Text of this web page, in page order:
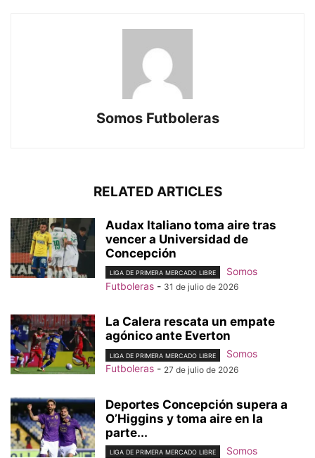
Somos Futboleras
RELATED ARTICLES
Audax Italiano toma aire tras
vencer a Universidad de
Concepción
LIGA DE PRIMERA MERCADO LIBRE
Somos
Futboleras - 31 de julio de 2026
La Calera rescata un empate
agónico ante Everton
LIGA DE PRIMERA MERCADO LIBRE
Somos
Futboleras - 27 de julio de 2026
Deportes Concepción supera a
O’Higgins y toma aire en la
parte...
LIGA DE PRIMERA MERCADO LIBRE
Somos